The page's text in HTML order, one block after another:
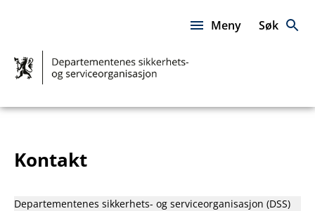
DSS
Meny Søk
Kontakt
Departementenes sikkerhets- og serviceorganisasjon (DSS)